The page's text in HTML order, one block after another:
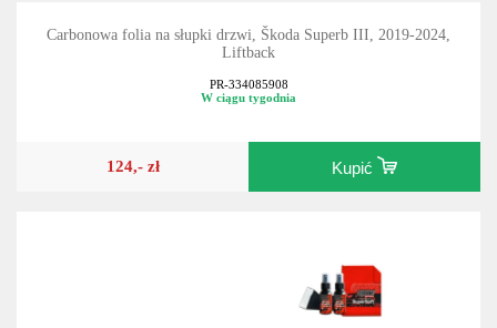
Carbonowa folia na słupki drzwi, Škoda Superb III, 2019-2024,
Liftback
PR-334085908
W ciągu tygodnia
124,- zł Kupić